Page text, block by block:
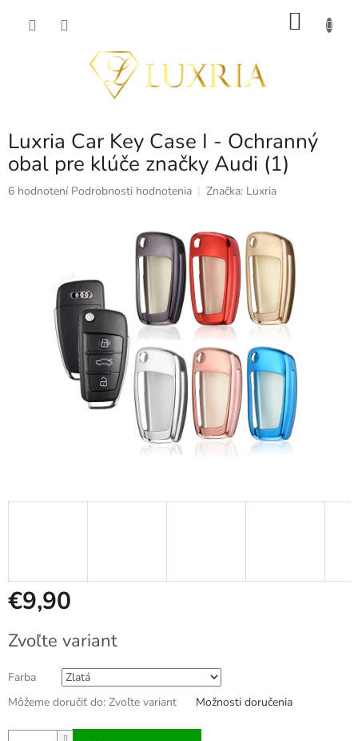
Luxria Car Key Case I - Ochranný
obal pre klúče značky Audi (1)
Priemerné
hviezdičiek.
6 hodnotení Podrobnosti hodnotenia Značka: Luxria
€9,90
cena:
Zvoľte variant
Farba
Môžeme doručiť do: Zvoľte variant Možnosti doručenia